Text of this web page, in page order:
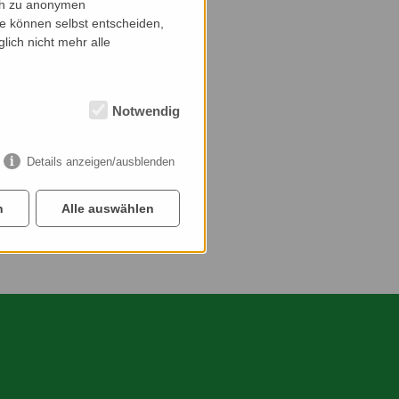
zu anonymen
können selbst entscheiden,
nicht mehr alle
Notwendig
Details anzeigen/ausblenden
Alle auswählen